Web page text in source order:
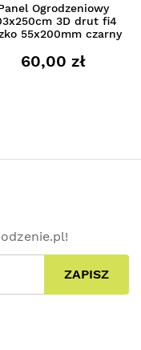
Ogrodzeniowy
3D drut fi4
55x200mm czarny
60,00 zł
ZAPISZ